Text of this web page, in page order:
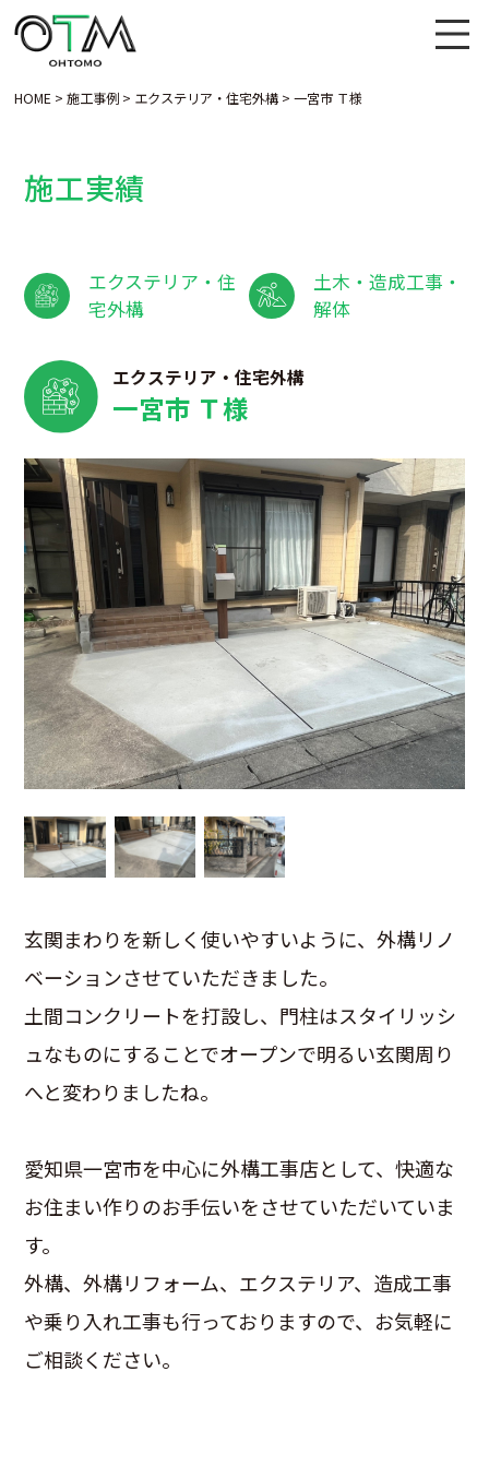
HOME >施工事例 > エクステリア・住宅外構 >一宮市 Ｔ様
施工実績
エクステリア・住
宅外構
土木・造成工事・
解体
エクステリア・住宅外構
一宮市 Ｔ様
玄関まわりを新しく使いやすいように、外構リノ
ベーションさせていただきました。
土間コンクリートを打設し、門柱はスタイリッシ
ュなものにすることでオープンで明るい玄関周り
へと変わりましたね。
愛知県一宮市を中心に外構工事店として、快適な
お住まい作りのお手伝いをさせていただいていま
す。
外構、外構リフォーム、エクステリア、造成工事
や乗り入れ工事も行っておりますので、お気軽に
ご相談ください。